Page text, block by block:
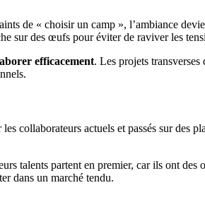
de « choisir un camp », l’ambiance
sur des œufs pour éviter de raviver les
efficacement. Les projets transverses
collaborateurs actuels et passés sur des
talents partent en premier, car ils ont des
dans un marché tendu.